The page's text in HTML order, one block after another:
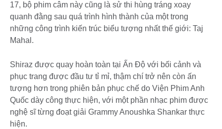
17, bộ phim câm này cũng là sử thi hùng tráng xoay
quanh đằng sau quá trình hình thành của một trong
những công trình kiến trúc biểu tượng nhất thế giới: Taj
Mahal.
Shiraz được quay hoàn toàn tại Ấn Độ với bối cảnh và
phục trang được đầu tư tỉ mỉ, thậm chí trở nên còn ấn
tượng hơn trong phiên bản phục chế do Viện Phim Anh
Quốc dày công thực hiện, với một phần nhạc phim được
nghệ sĩ từng đoạt giải Grammy Anoushka Shankar thực
hiện.